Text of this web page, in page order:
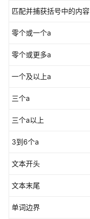
码
件
Repo
码
的
全
理
CodeArts
支
审
匹配并捕获括号中的内容
零个或一个a
零个或更多a
一个及以上a
三个a
三个a以上
3到6个a
文本开头
文本末尾
单词边界